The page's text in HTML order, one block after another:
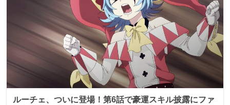
ルーチェ、ついに登場！第6話で豪運スキル披露にファ